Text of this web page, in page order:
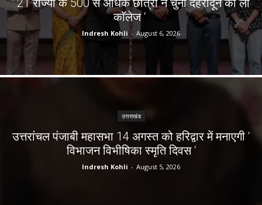
काॅलेज ‘
Indresh Kohli - August 6, 2026
उत्तराखंड
उत्तरांचल पंजाबी महासभा 14 अगस्त को हरिद्वार में मनाएगी ‘
विभाजन विभीषिका स्मृति दिवस ‘
Indresh Kohli - August 5, 2026